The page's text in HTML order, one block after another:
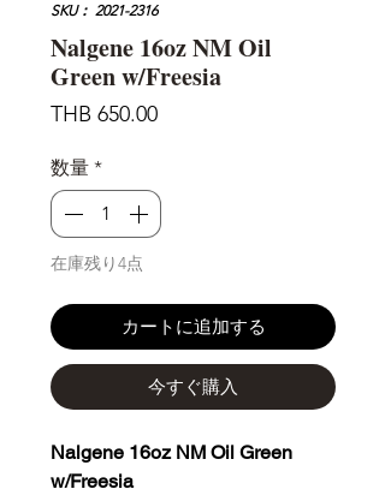
SKU： 2021-2316
Nalgene 16oz NM Oil
Green w/Freesia
THB 650.00価
数量 *
在庫残り4点
カートに追加する
今すぐ購入
Nalgene 16oz NM Oil Green
w/Freesia